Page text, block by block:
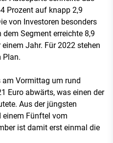
Prozent auf knapp 2,9
von Investoren besonders
Segment erreichte 8,9
Jahr. Für 2022 stehen
Plan.
am Vormittag um rund
Euro abwärts, was einen der
Aus der jüngsten
einem Fünftel vom
ist damit erst einmal die